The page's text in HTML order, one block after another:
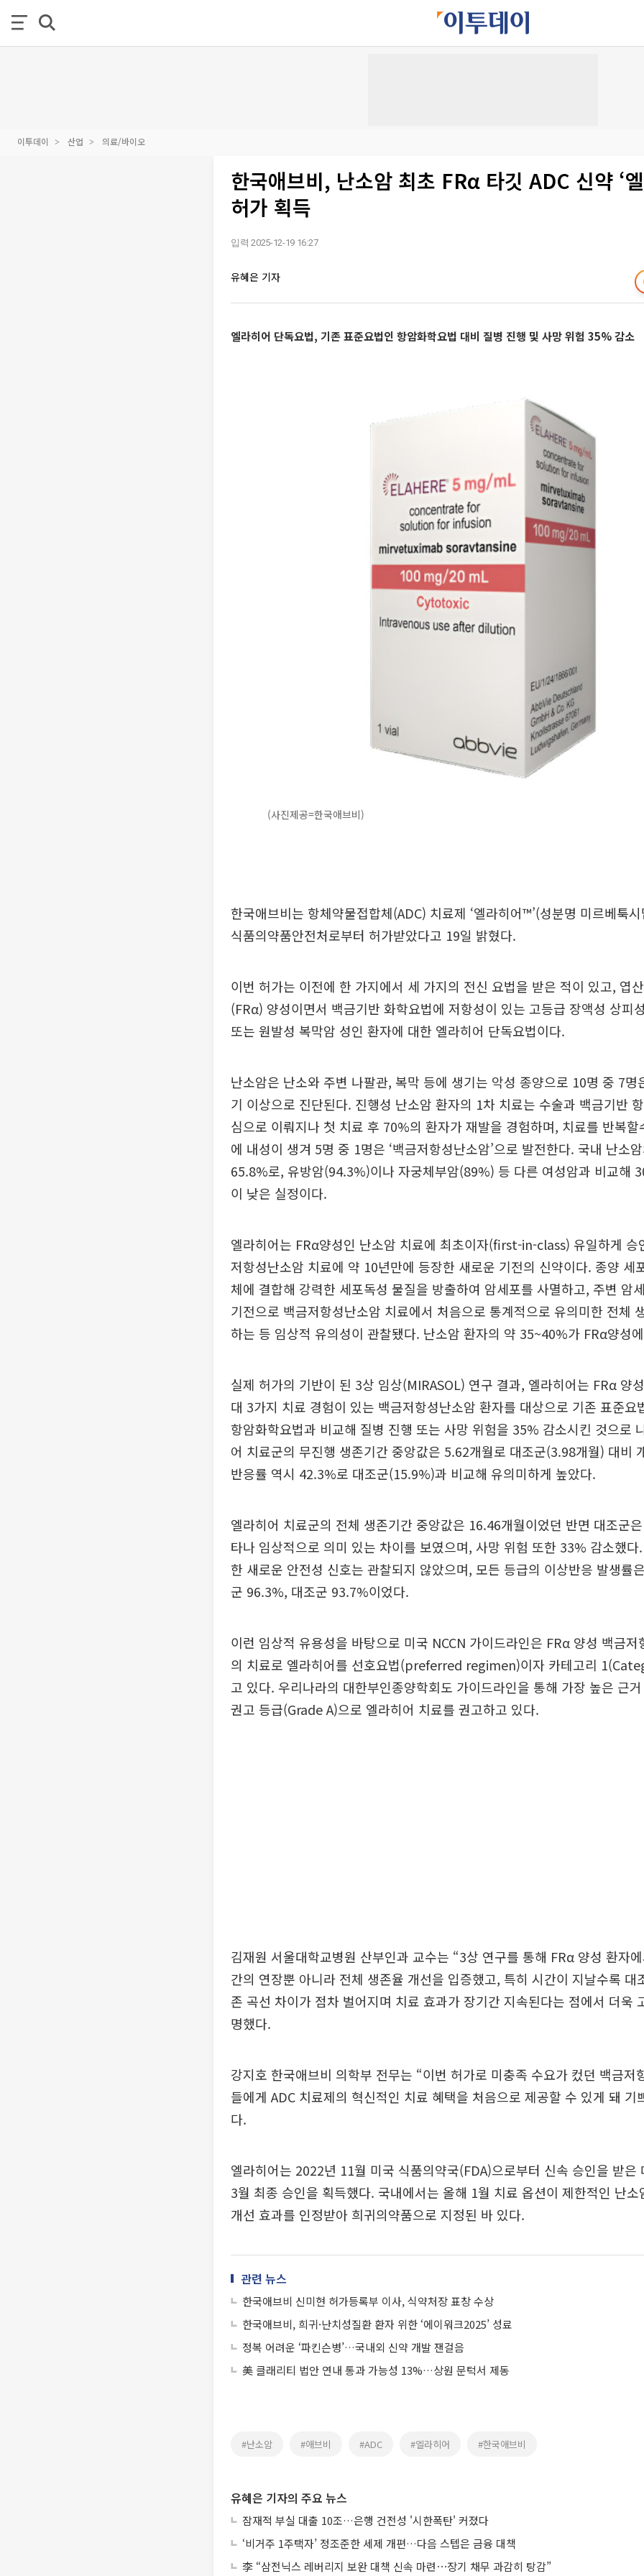
이투데이 산업 의료/바이오
한국애브비, 난소암 최초 FRα 타깃 ADC 신약 ‘
허가 획득
입력 2025-12-19 16:27
유혜은 기자
엘라히어 단독요법, 기존 표준요법인 항암화학요법 대비 질병 진행 및 사망 위험 35% 감소
(사진제공=한국애브비)
한국애브비는 항체약물접합체(ADC) 치료제 ‘엘라히어™’(성분명 미르베툭
식품의약품안전처로부터 허가받았다고 19일 밝혔다.
이번 허가는 이전에 한 가지에서 세 가지의 전신 요법을 받은 적이 있고, 엽
(FRα) 양성이면서 백금기반 화학요법에 저항성이 있는 고등급 장액성 상피
또는 원발성 복막암 성인 환자에 대한 엘라히어 단독요법이다.
난소암은 난소와 주변 나팔관, 복막 등에 생기는 악성 종양으로 10명 중 7명
기 이상으로 진단된다. 진행성 난소암 환자의 1차 치료는 수술과 백금기반
심으로 이뤄지나 첫 치료 후 70%의 환자가 재발을 경험하며, 치료를 반복할
에 내성이 생겨 5명 중 1명은 ‘백금저항성난소암’으로 발전한다. 국내 난소
65.8%로, 유방암(94.3%)이나 자궁체부암(89%) 등 다른 여성암과 비교해
이 낮은 실정이다.
엘라히어는 FRα양성인 난소암 치료에 최초이자(first-in-class) 유일하게 승
저항성난소암 치료에 약 10년만에 등장한 새로운 기전의 신약이다. 종양 세
체에 결합해 강력한 세포독성 물질을 방출하여 암세포를 사멸하고, 주변 암
기전으로 백금저항성난소암 치료에서 처음으로 통계적으로 유의미한 전체
하는 등 임상적 유의성이 관찰됐다. 난소암 환자의 약 35~40%가 FRα양성
실제 허가의 기반이 된 3상 임상(MIRASOL) 연구 결과, 엘라히어는 FRα 양
대 3가지 치료 경험이 있는 백금저항성난소암 환자를 대상으로 기존 표준요
항암화학요법과 비교해 질병 진행 또는 사망 위험을 35% 감소시킨 것으로
어 치료군의 무진행 생존기간 중앙값은 5.62개월로 대조군(3.98개월) 대비
반응률 역시 42.3%로 대조군(15.9%)과 비교해 유의미하게 높았다.
엘라히어 치료군의 전체 생존기간 중앙값은 16.46개월이었던 반면 대조군
타나 임상적으로 의미 있는 차이를 보였으며, 사망 위험 또한 33% 감소했다
한 새로운 안전성 신호는 관찰되지 않았으며, 모든 등급의 이상반응 발생률
군 96.3%, 대조군 93.7%이었다.
이런 임상적 유용성을 바탕으로 미국 NCCN 가이드라인은 FRα 양성 백금저
의 치료로 엘라히어를 선호요법(preferred regimen)이자 카테고리
고 있다. 우리나라의 대한부인종양학회도 가이드라인을 통해 가장 높은 근
권고 등급(Grade A)으로 엘라히어 치료를 권고하고 있다.
김재원 서울대학교병원 산부인과 교수는 “3상 연구를 통해 FRα 양성 환자
간의 연장뿐 아니라 전체 생존율 개선을 입증했고, 특히 시간이 지날수록 대
존 곡선 차이가 점차 벌어지며 치료 효과가 장기간 지속된다는 점에서 더욱
명했다.
강지호 한국애브비 의학부 전무는 “이번 허가로 미충족 수요가 컸던 백금저
들에게 ADC 치료제의 혁신적인 치료 혜택을 처음으로 제공할 수 있게 돼 기
다.
엘라히어는 2022년 11월 미국 식품의약국(FDA)으로부터 신속 승인을 받은
3월 최종 승인을 획득했다. 국내에서는 올해 1월 치료 옵션이 제한적인 난소
개선 효과를 인정받아 희귀의약품으로 지정된 바 있다.
관련 뉴스
한국애브비 신미현 허가등록부 이사, 식약처장 표창 수상
한국애브비, 희귀·난치성질환 환자 위한 ‘에이워크2025’ 성료
정복 어려운 ‘파킨슨병’…국내외 신약 개발 잰걸음
美 클래리티 법안 연내 통과 가능성 13%…상원 문턱서 제동
#난소암 #애브비 #ADC #엘라히어 #한국애브비
유혜은 기자의 주요 뉴스
잠재적 부실 대출 10조…은행 건전성 '시한폭탄' 커졌다
‘비거주 1주택자’ 정조준한 세제 개편…다음 스텝은 금융 대책
李 “삼전닉스 레버리지 보완 대책 신속 마련⋯장기 채무 과감히 탕감”